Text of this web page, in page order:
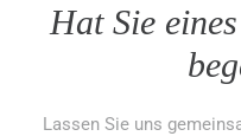
Hat Sie
Lassen Sie uns